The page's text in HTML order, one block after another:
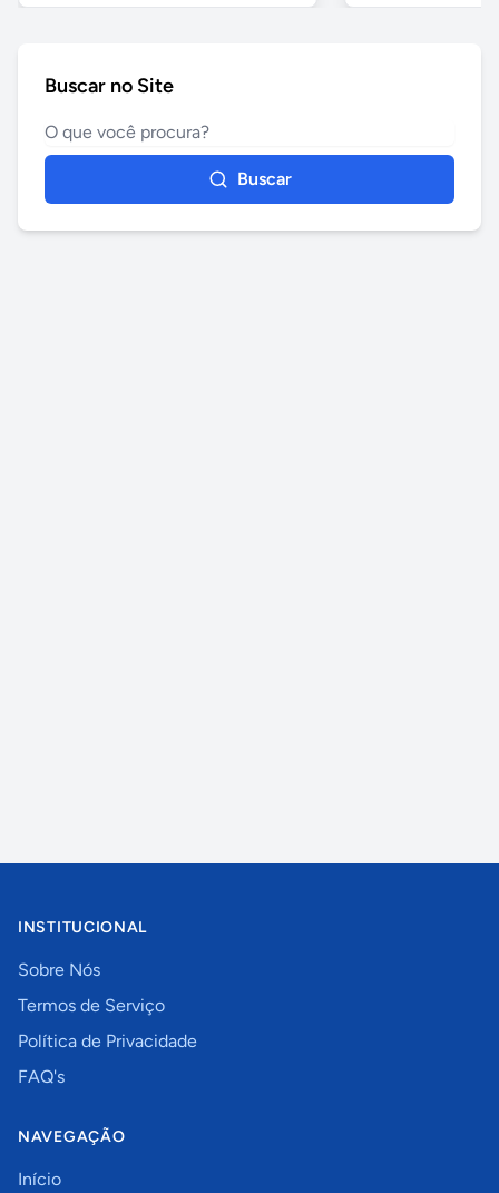
Buscar no Site
Buscar
INSTITUCIONAL
Sobre Nós
Termos de Serviço
Política de Privacidade
FAQ's
NAVEGAÇÃO
Início